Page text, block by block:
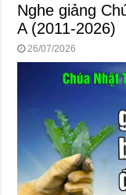
Nghe giảng
A (2011-2026)
26/07/2026